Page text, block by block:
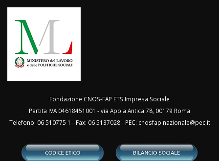
Fondazione CNOS-FAP ETS Impresa Sociale
Partita IVA 04618451001 - via Appia Antica 78, 00179 Roma
Telefono: 06 510775 1 - Fax: 06 5137028 - PEC: cnosfap.nazionale@pec.it